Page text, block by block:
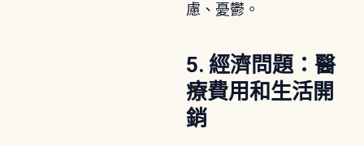
慮、憂鬱。
5. 經濟問題：醫
療費用和生活開
銷